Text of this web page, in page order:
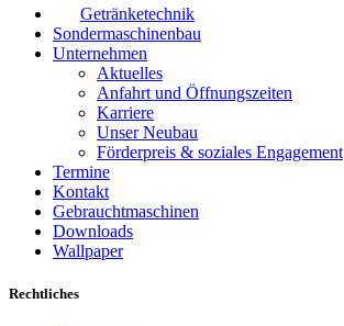
Getränketechnik
Sondermaschinenbau
Unternehmen
Aktuelles
Anfahrt und Öffnungszeiten
Karriere
Unser Neubau
Förderpreis & soziales Engagement
Termine
Kontakt
Gebrauchtmaschinen
Downloads
Wallpaper
Rechtliches